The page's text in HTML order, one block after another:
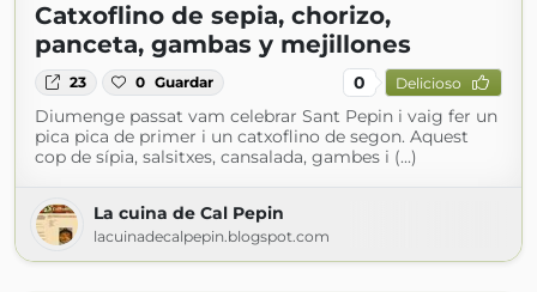
Catxoflino de sepia, chorizo,
panceta, gambas y mejillones
23 0 Guardar 0 Delicioso
Diumenge passat vam celebrar Sant Pepin i vaig fer un
pica pica de primer i un catxoflino de segon. Aquest
cop de sípia, salsitxes, cansalada, gambes i (...)
La cuina de Cal Pepin
lacuinadecalpepin.blogspot.com